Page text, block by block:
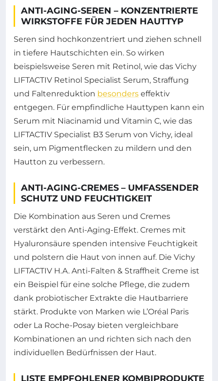
ANTI-AGING-SEREN – KONZENTRIERTE
WIRKSTOFFE FÜR JEDEN HAUTTYP
Seren sind hochkonzentriert und ziehen schnell
in tiefere Hautschichten ein. So wirken
beispielsweise Seren mit Retinol, wie das Vichy
LIFTACTIV Retinol Specialist Serum, Straffung
und Faltenreduktion besonders effektiv
entgegen. Für empfindliche Hauttypen kann ein
Serum mit Niacinamid und Vitamin C, wie das
LIFTACTIV Specialist B3 Serum von Vichy, ideal
sein, um Pigmentflecken zu mildern und den
Hautton zu verbessern.
ANTI-AGING-CREMES – UMFASSENDER
SCHUTZ UND FEUCHTIGKEIT
Die Kombination aus Seren und Cremes
verstärkt den Anti-Aging-Effekt. Cremes mit
Hyaluronsäure spenden intensive Feuchtigkeit
und polstern die Haut von innen auf. Die Vichy
LIFTACTIV H.A. Anti-Falten & Straffheit Creme ist
ein Beispiel für eine solche Pflege, die zudem
dank probiotischer Extrakte die Hautbarriere
stärkt. Produkte von Marken wie L’Oréal Paris
oder La Roche-Posay bieten vergleichbare
Kombinationen an und richten sich nach den
individuellen Bedürfnissen der Haut.
LISTE EMPFOHLENER KOMBIPRODUKTE